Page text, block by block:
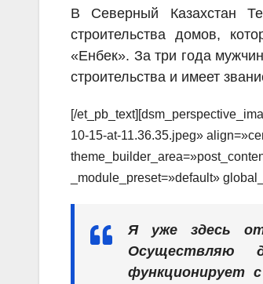
В Северный Казахстан
строительства домов,
«Енбек». За три года
строительства и имеет
[/
10-15-at-11.36.35.jpeg»
_module_preset=»default»
Я уже здесь
Осуществляю
функционирует